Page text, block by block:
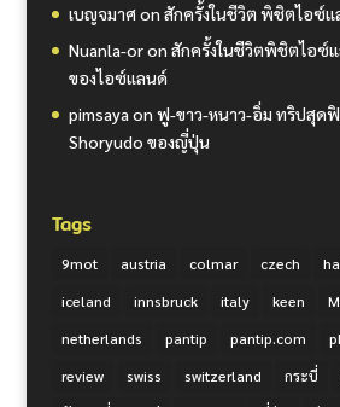
เบญจมาศon สักครั้งในชีวิต พิชิตไอซ์
Nuanla-oron สักครั้งในชีวิตพิชิตไอซ์
ของไอซ์แลนด์
pimsaya on ฟู-ขาว-หนาว-อิ่ม ทริปสุด
Shoryudo ของญี่ปุ่น
Tags
9mot austria colmar czech
iceland
innsbruck italy keen
netherlands
pantip pantip.com
review
swiss switzerland กระบี่